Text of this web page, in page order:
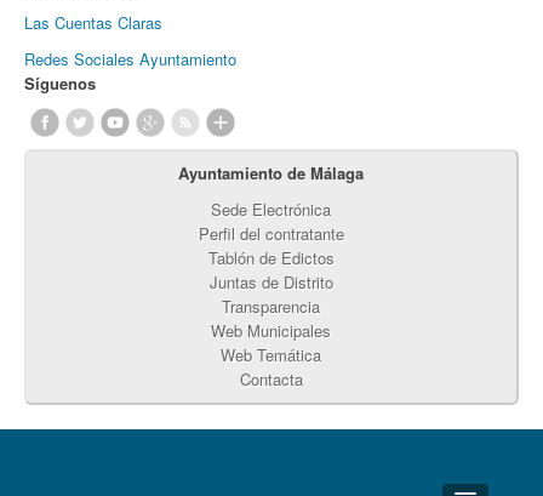
Las Cuentas Claras
Redes Sociales Ayuntamiento
Síguenos
Ayuntamiento de Málaga
Sede Electrónica
Perfil del contratante
Tablón de Edictos
Juntas de Distrito
Transparencia
Web Municipales
Web Temática
Contacta